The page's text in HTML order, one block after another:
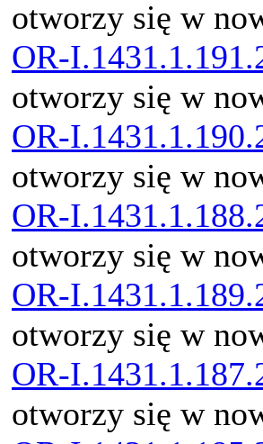
otworzy się w
OR-
otworzy się w
OR-
otworzy się w
OR-
otworzy się w
OR-
otworzy się w
OR-
otworzy się w